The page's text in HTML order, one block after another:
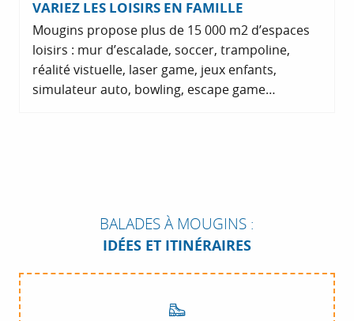
VARIEZ LES LOISIRS EN FAMILLE
Mougins propose plus de 15 000 m2 d’espaces
loisirs : mur d’escalade, soccer, trampoline,
réalité vistuelle, laser game, jeux enfants,
simulateur auto, bowling, escape game…
BALADES À MOUGINS :
IDÉES ET ITINÉRAIRES